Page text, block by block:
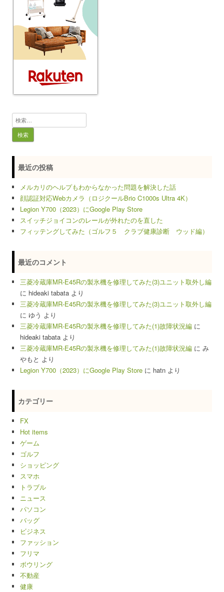
検
索:
最近の投稿
メルカリのヘルプもわからなかった問題を解決した話
顔認証対応Webカメラ（ロジクールBrio C1000s Ultra 4K）
Legion Y700（2023）にGoogle Play Store
スイッチジョイコンのレールが外れたのを直した
フィッテングしてみた（ゴルフ５ クラブ健康診断 ウッド編）
最近のコメント
三菱冷蔵庫MR-E45Rの製氷機を修理してみた(3)ユニット取外し編
に hideaki tabata より
三菱冷蔵庫MR-E45Rの製氷機を修理してみた(3)ユニット取外し編
に ゆう より
三菱冷蔵庫MR-E45Rの製氷機を修理してみた(1)故障状況編 に
hideaki tabata より
三菱冷蔵庫MR-E45Rの製氷機を修理してみた(1)故障状況編 に み
やもと より
Legion Y700（2023）にGoogle Play Store に hatn より
カテゴリー
FX
Hot items
ゲーム
ゴルフ
ショッピング
スマホ
トラブル
ニュース
パソコン
バッグ
ビジネス
ファッション
フリマ
ボウリング
不動産
健康